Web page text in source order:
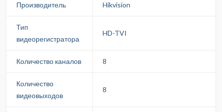
Производитель Hikvision
Тип
видеорегистратора
HD-TVI
Количество каналов 8
Количество
видеовыходов
8